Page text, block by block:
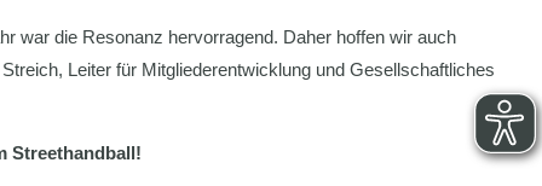
war die Resonanz hervorragend. Daher hoffen wir auch
Leiter für Mitgliederentwicklung und Gesellschaftliches
Streethandball!